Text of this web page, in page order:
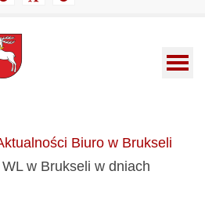
Biuro w Brukseli
w Brukseli w dniach